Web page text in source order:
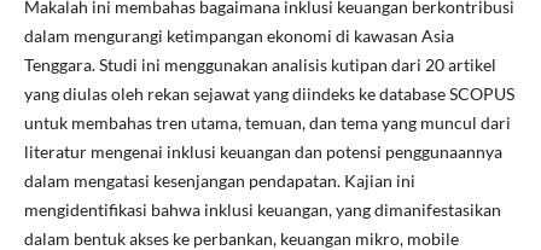
Makalah ini membahas bagaimana inklusi keuangan berkontribusi
dalam mengurangi ketimpangan ekonomi di kawasan Asia
Tenggara. Studi ini menggunakan analisis kutipan dari 20 artikel
yang diulas oleh rekan sejawat yang diindeks ke database SCOPUS
untuk membahas tren utama, temuan, dan tema yang muncul dari
literatur mengenai inklusi keuangan dan potensi penggunaannya
dalam mengatasi kesenjangan pendapatan. Kajian ini
mengidentifikasi bahwa inklusi keuangan, yang dimanifestasikan
dalam bentuk akses ke perbankan, keuangan mikro, mobile